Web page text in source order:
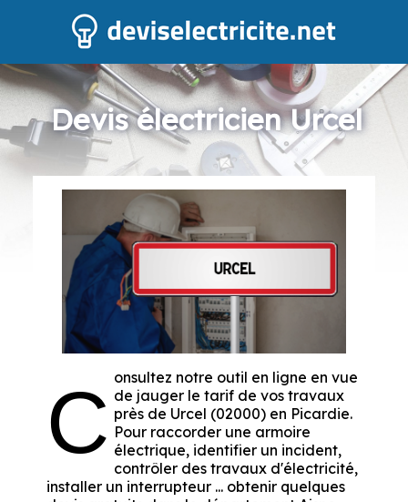
Devis électricien Urcel
C onsultez notre outil en ligne en vue
de jauger le tarif de vos travaux
près de Urcel (02000) en Picardie.
Pour raccorder une armoire
électrique, identifier un incident,
contrôler des travaux d'électricité,
installer un interrupteur ... obtenir quelques